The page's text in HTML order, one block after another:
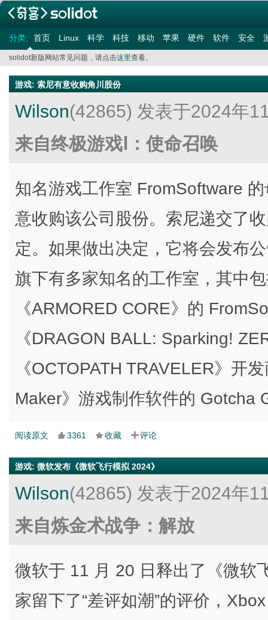
分类: 首页 Linux 科学 科技 移动 苹果 硬件 软件 安全
solidot新版网站常见问题，请点击这里查看。
游戏: 索尼有意收购角川股份
Wilson(42865) 发表于2024年
来自终极游戏Ⅰ：使命召唤
知名游戏工作室 FromSoftware
意收购该公司股份。索尼递交了
定。如果做出决定，它将会发布
旗下有多家知名的工作室，其中
《ARMORED CORE》的
《DRAGON BALL: Sparking!
《OCTOPATH TRAVELER》开
Maker》游戏制作软件的 Gotcha
阅读原文 3361 收藏 评论
游戏: 微软发布《微软飞行模拟 2024》
Wilson(42865) 发表于2024年
来自炼金术战争：解放
微软于 11 月 20 日释出了《微软
家留下了“差评如潮”的评价，